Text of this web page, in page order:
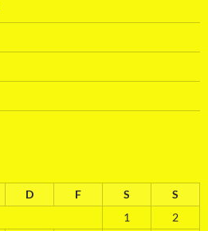
D F S
S
1
2